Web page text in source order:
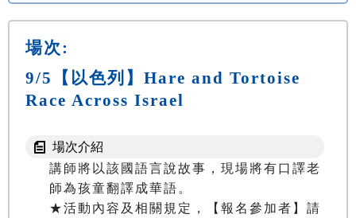
場次:
9/5【以色列】Hare and Tortoise
Race Across Israel
場次介紹
講師將以該國語言說故事，現場將有口譯老
師為孩童翻譯成華語。
★活動內容及相關規定，【報名參加者】請